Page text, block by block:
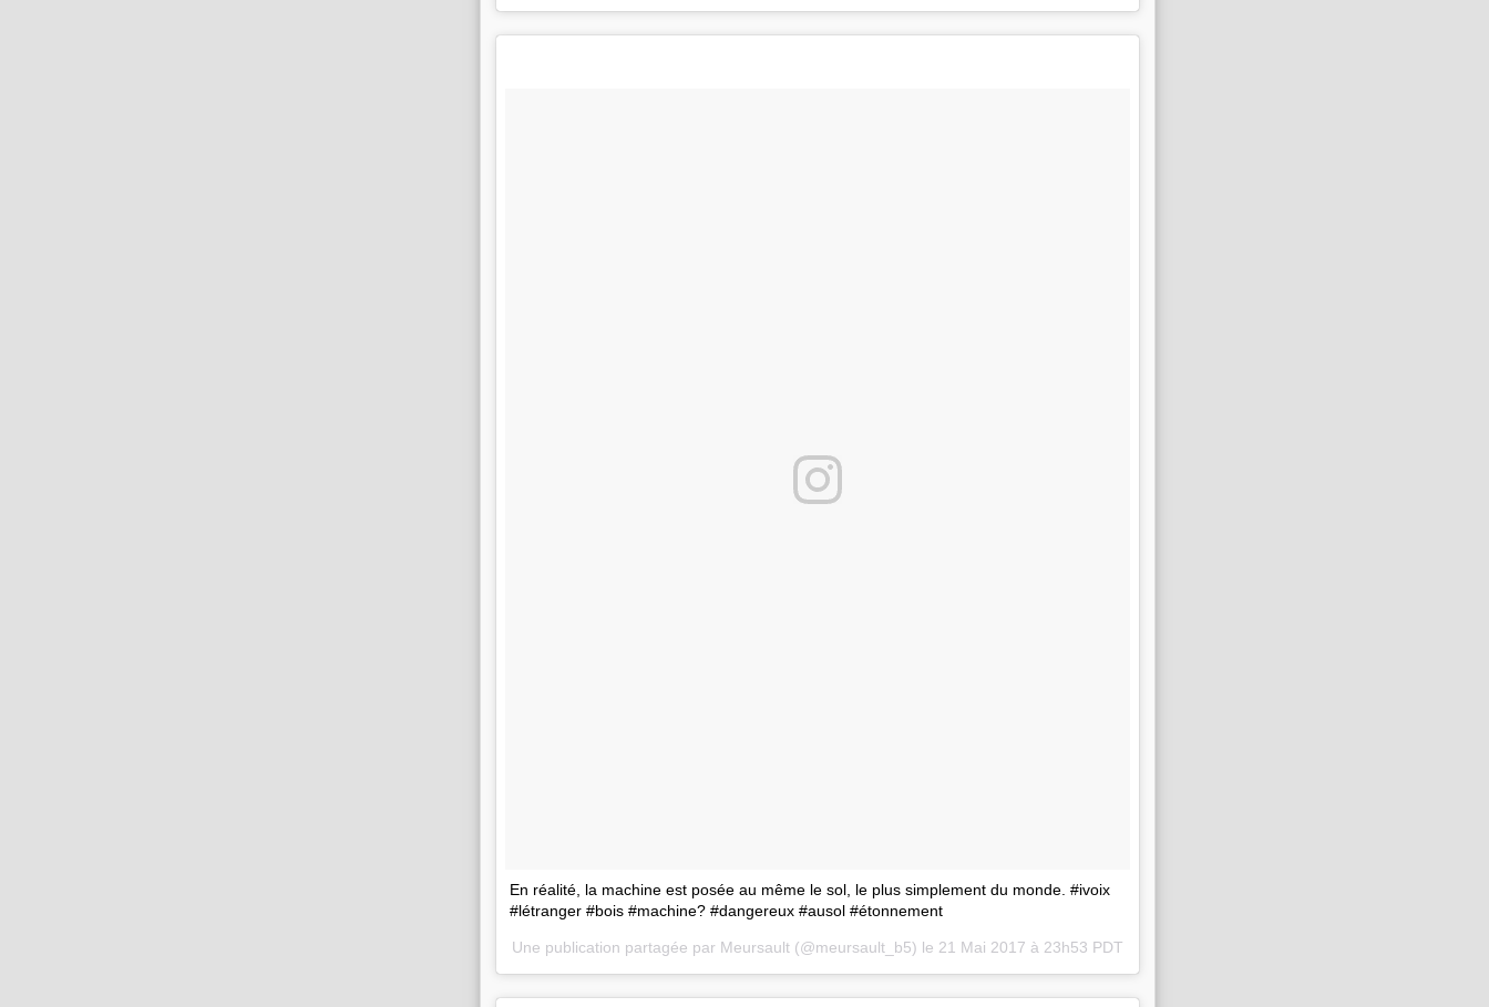
En réalité, la machine est posée au même le sol, le plus simplement du monde. #ivoix
#létranger #bois #machine? #dangereux #ausol #étonnement
Une publication partagée par Meursault (@meursault_b5) le 21 Mai 2017 à 23h53 PDT